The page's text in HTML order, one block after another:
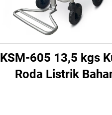
KSM-605 13,5 kgs
Roda Listrik